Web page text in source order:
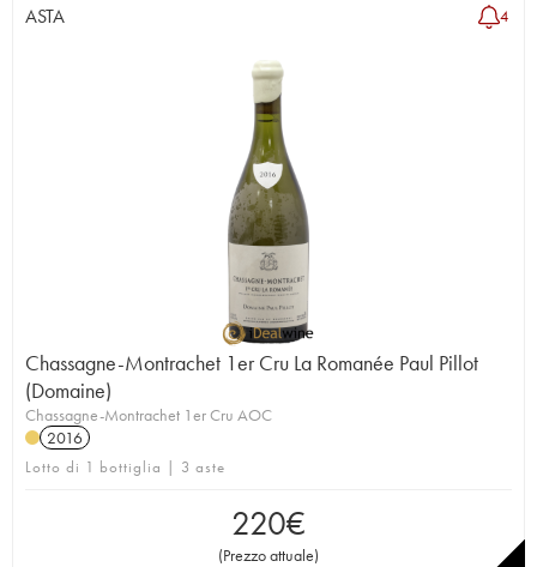
ASTA 4
Chassagne-Montrachet 1er Cru La Romanée Paul Pillot
(Domaine)
Chassagne-Montrachet 1er Cru AOC
2016
Lotto di 1 bottiglia | 3 aste
220€
(Prezzo attuale)